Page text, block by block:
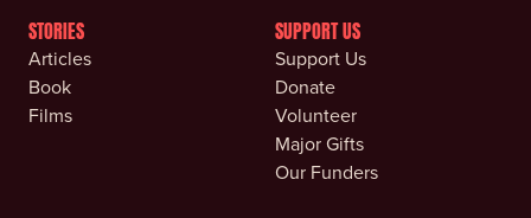
STORIES
Articles
Book
Films
SUPPORT US
Support Us
Donate
Volunteer
Major Gifts
Our Funders